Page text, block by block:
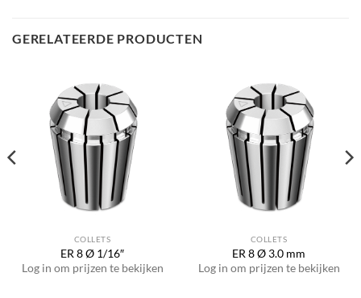
GERELATEERDE PRODUCTEN
COLLETS
ER 8 Ø 1/16″
Log in om prijzen te bekijken
COLLETS
ER 8 Ø 3.0 mm
Log in om prijzen te bekijken